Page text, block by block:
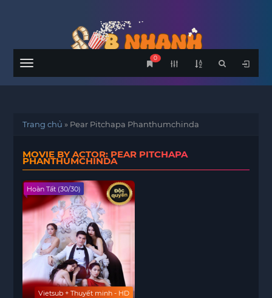
Menu
0
Trang chủ » Pear Pitchapa Phanthumchinda
MOVIE BY ACTOR: PEAR PITCHAPA
PHANTHUMCHINDA
Vietsub + Thuyết minh - HD
Hoàn Tất (30/30)